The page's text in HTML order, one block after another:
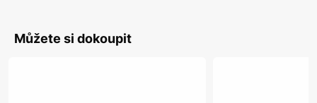
Můžete si dokoupit